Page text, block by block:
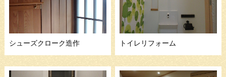
シューズクローク造作 トイレリフォーム